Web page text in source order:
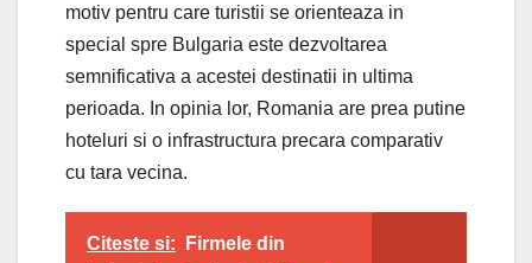
motiv pentru care turistii se orienteaza in
special spre Bulgaria este dezvoltarea
semnificativa a acestei destinatii in ultima
perioada. In opinia lor, Romania are prea putine
hoteluri si o infrastructura precara comparativ
cu tara vecina.
Citeste si:
Firmele din